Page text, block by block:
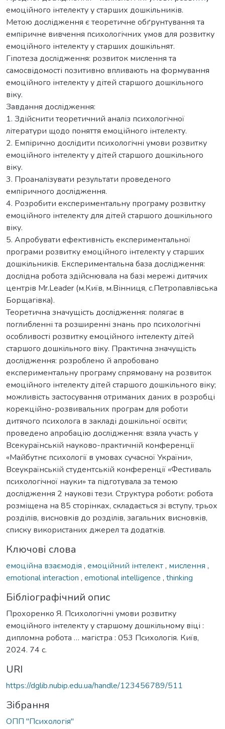
емоційного інтелекту у старших дошкільників.
Метою дослідження є теоретичне обґрунтування та
емпіричне вивчення психологічних умов для розвитку
емоційного інтелекту у старших дошкільнят.
Гіпотеза дослідження: розвиток мислення та
самосвідомості позитивно впливають на формування
емоційного інтелекту у дітей старшого дошкільного
віку.
Завдання дослідження:
1. Здійснити теоретичний аналіз психологічної
літератури щодо поняття емоційного інтелекту.
2. Емпірично дослідити психологічні умови розвитку
емоційного інтелекту у дітей старшого дошкільного
віку.
3. Проаналізувати результати проведеного
емпіричного дослідження.
4. Розробити експериментальну програму розвитку
емоційного інтелекту для дітей старшого дошкільного
віку.
5. Апробувати ефективність експериментальної
програми розвитку емоційного інтелекту у старших
дошкільників. Експериментальна база дослідження:
дослідна робота здійснювала на базі мережі дитячих
центрів Mr.Leader (м.Київ, м.Вінниця, с.Петропавлівська
Борщагівка).
Теоретична значущість дослідження: полягає в
поглибленні та розширенні знань про психологічні
особливості розвитку емоційного інтелекту дітей
старшого дошкільного віку. Практична значущість
дослідження: розроблено й апробовано
експериментальну програму спрямовану на розвиток
емоційного інтелекту дітей старшого дошкільного віку;
можливість застосування отриманих даних в розробці
корекційно-розвивальних програм для роботи
дитячого психолога в закладі дошкільної освіти;
проведено апробацію дослідження: взяла участь у
Всекураїнській науково-практичній конференції
«Майбутнє психології в умовах сучасної України»,
Всеукраїнській студентській конференції «Фестиваль
психологічної науки» та підготувала за темою
дослідження 2 наукові тези. Структура роботи: робота
розміщена на 85 сторінках, складається зі вступу, трьох
розділів, висновків до розділів, загальних висновків,
списку використаних джерел та додатків.
Ключові слова
емоційна взаємодія , емоційний інтелект, мислення ,
emotional interaction , emotional intelligence , thinking
Бібліографічний опис
Прохоренко Я. Психологічні умови розвитку
емоційного інтелекту у старшому дошкільному віці :
дипломна робота … магістра : 053 Психологія. Київ,
2024. 74 с.
URI
https://dglib.nubip.edu.ua/handle/123456789/511
Зібрання
ОПП "Психологія"